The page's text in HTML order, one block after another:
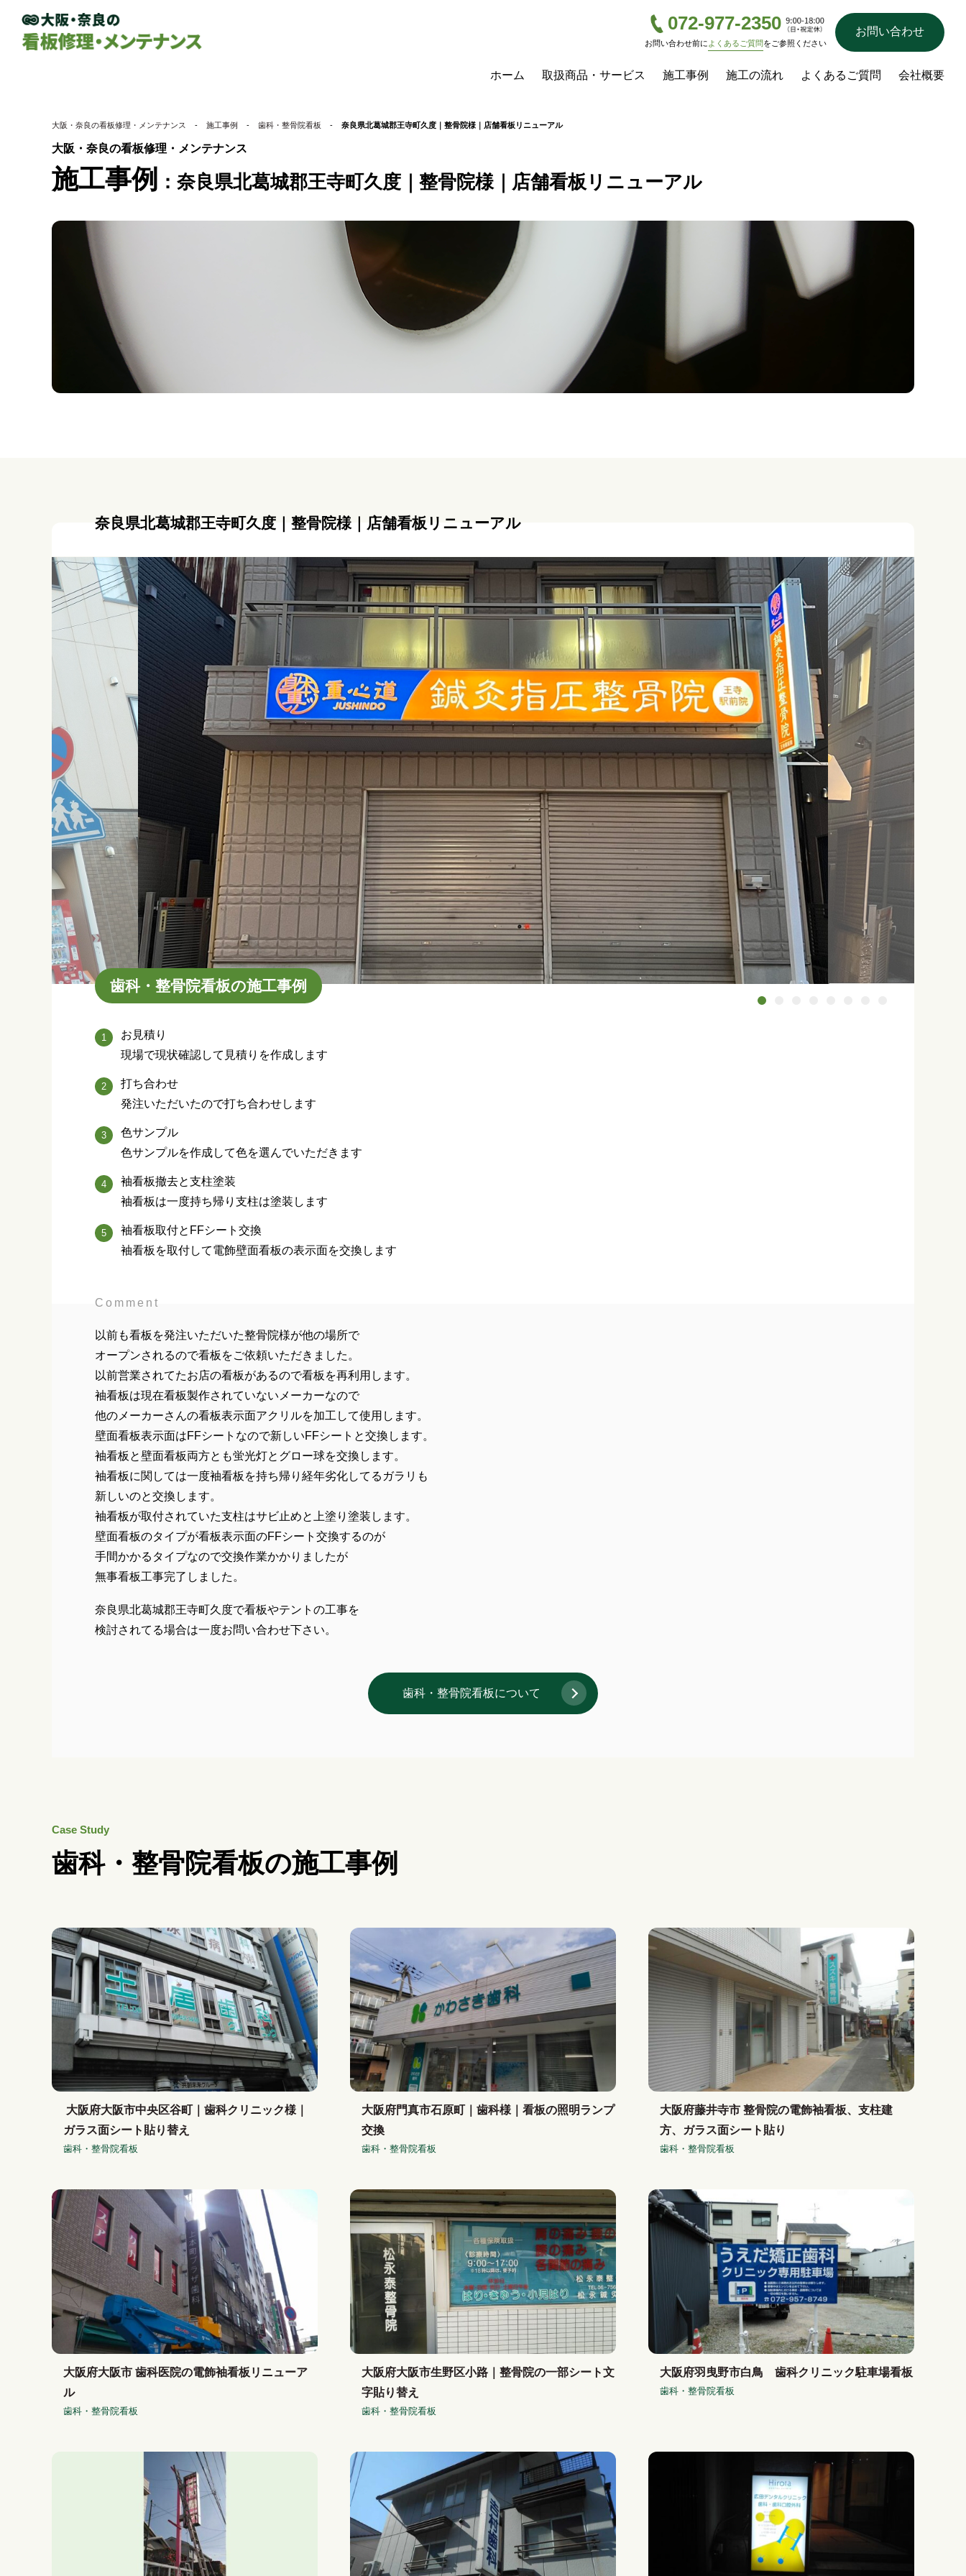
072-977-2350
お問い合わせ前に よくあるご質問をご参照ください
お問い合わせ
ホーム 取扱商品・サービス 施工事例 施工の流れ よくあるご質問 会社概要
大阪・奈良の看板修理・メンテナンス - 施工事例 - 歯科・整骨院看板 - 奈良県北葛城郡王寺町久度｜整骨院様｜店舗看板リニューアル
大阪・奈良の看板修理・メンテナンス
施工事例 奈良県北葛城郡王寺町久度｜整骨院様｜店舗看板リニューアル
奈良県北葛城郡王寺町久度｜整骨院様｜店舗看板リニューアル
歯科・整骨院看板の施工事例
お見積り
現場で現状確認して見積りを作成します
打ち合わせ
発注いただいたので打ち合わせします
色サンプル
色サンプルを作成して色を選んでいただきます
袖看板撤去と支柱塗装
袖看板は一度持ち帰り支柱は塗装します
袖看板取付とFFシート交換
袖看板を取付して電飾壁面看板の表示面を交換します
Comment
以前も看板を発注いただいた整骨院様が他の場所で
オープンされるので看板をご依頼いただきました。
以前営業されてたお店の看板があるので看板を再利用します。
袖看板は現在看板製作されていないメーカーなので
他のメーカーさんの看板表示面アクリルを加工して使用します。
壁面看板表示面はFFシートなので新しいFFシートと交換します。
袖看板と壁面看板両方とも蛍光灯とグロー球を交換します。
袖看板に関しては一度袖看板を持ち帰り経年劣化してるガラリも
新しいのと交換します。
袖看板が取付されていた支柱はサビ止めと上塗り塗装します。
壁面看板のタイプが看板表示面のFFシート交換するのが
手間かかるタイプなので交換作業かかりましたが
無事看板工事完了しました。
奈良県北葛城郡王寺町久度で看板やテントの工事を
検討されてる場合は一度お問い合わせ下さい。
歯科・整骨院看板について
Case Study
歯科・整骨院看板の施工事例
大阪府大阪市中央区谷町｜歯科クリニック様｜
ガラス面シート貼り替え
歯科・整骨院看板
大阪府門真市石原町｜歯科様｜看板の照明ランプ
交換
歯科・整骨院看板
大阪府藤井寺市 整骨院の電飾袖看板、支柱建
方、ガラス面シート貼り
歯科・整骨院看板
大阪府大阪市 歯科医院の電飾袖看板リニューア
ル
歯科・整骨院看板
大阪府大阪市生野区小路｜整骨院の一部シート文
字貼り替え
歯科・整骨院看板
大阪府羽曳野市白鳥 歯科クリニック駐車場看板
歯科・整骨院看板